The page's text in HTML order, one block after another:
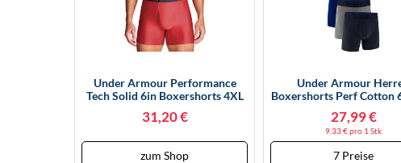
Under Armour Performance
Tech Solid 6in Boxershorts 4XL
31,20 €
zum Shop
Under Armour
Boxershorts Perf Cotton
27,99 €
9.33 € pro 1 Stk
7 Preise